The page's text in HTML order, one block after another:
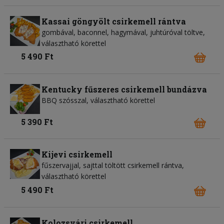
Kassai göngyölt csirkemell rántva
gombával, baconnel, hagymával, juhtúróval töltve,
választható körettel
5 490 Ft
Kentucky fűszeres csirkemell bundázva
BBQ szósszal, választható körettel
5 390 Ft
Kijevi csirkemell
fűszervajjal, sajttal töltött csirkemell rántva,
választható körettel
5 490 Ft